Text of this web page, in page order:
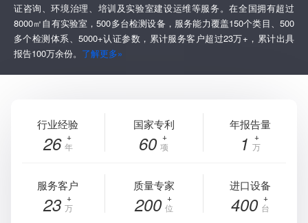
证咨询、环境治理、培训及实验室建设运维等服务。在全国拥有超过
8000㎡自有实验室，500多台检测设备，服务能力覆盖150个类目、500
多个检测体系、5000+认证参数，累计服务客户超过23万+，累计出具
报告100万余份。 了解更多»
行业经验
26 年
国家专利
60 项
年报告量
1 万
服务客户
23 万
质量专家
200 位
进口设备
400 台